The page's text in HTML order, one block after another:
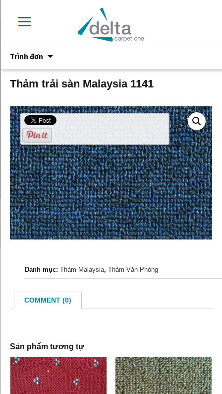
Trình đơn
phần
nội
dung
Thảm trải sàn Malaysia 1141
Danh mục: Thảm Malaysia, Thảm Văn Phòng
COMMENT (0)
Sản phẩm tương tự